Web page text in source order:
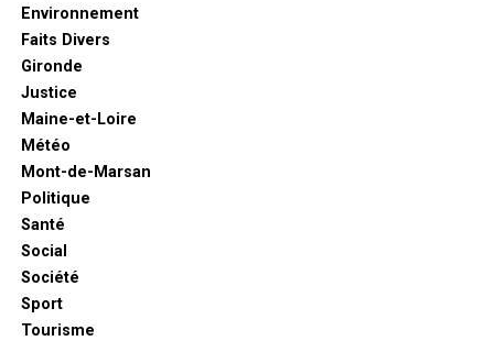
Environnement
Faits Divers
Gironde
Justice
Maine-et-Loire
Météo
Mont-de-Marsan
Politique
Santé
Social
Société
Sport
Tourisme